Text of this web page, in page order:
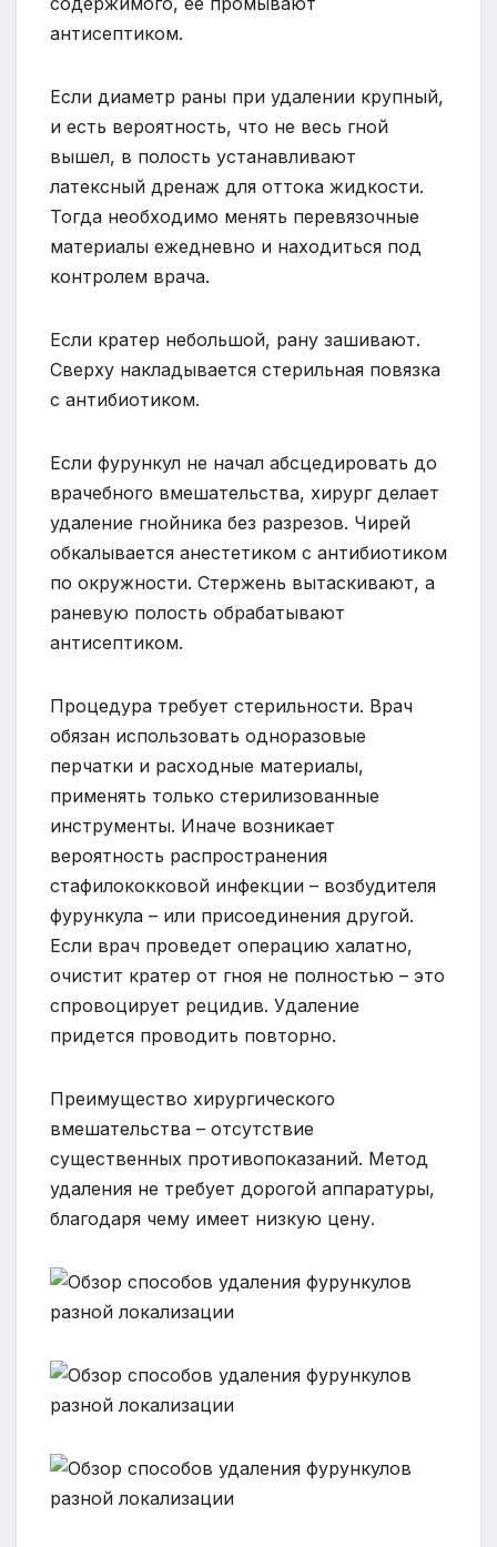
антисептиком.
Если диаметр раны при удалении крупный,
и есть вероятность, что не весь гной
вышел, в полость устанавливают
латексный дренаж для оттока жидкости.
Тогда необходимо менять перевязочные
материалы ежедневно и находиться под
контролем врача.
Если кратер небольшой, рану зашивают.
Сверху накладывается стерильная повязка
с антибиотиком.
Если фурункул не начал абсцедировать до
врачебного вмешательства, хирург делает
удаление гнойника без разрезов. Чирей
обкалывается анестетиком с антибиотиком
по окружности. Стержень вытаскивают, а
раневую полость обрабатывают
антисептиком.
Процедура требует стерильности. Врач
обязан использовать одноразовые
перчатки и расходные материалы,
применять только стерилизованные
инструменты. Иначе возникает
вероятность распространения
стафилококковой инфекции – возбудителя
фурункула – или присоединения другой.
Если врач проведет операцию халатно,
очистит кратер от гноя не полностью – это
спровоцирует рецидив. Удаление
придется проводить повторно.
Преимущество хирургического
вмешательства – отсутствие
существенных противопоказаний. Метод
удаления не требует дорогой аппаратуры,
благодаря чему имеет низкую цену.